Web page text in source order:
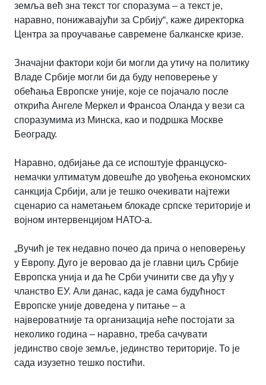
земља већ зна текст тог споразума – а текст је,
наравно, понижавајући за Србију“, каже директорка
Центра за проучавање савремене балканске кризе.
Значајни фактори који би могли да утичу на политику
Владе Србије могли би да буду неповерење у
обећања Европске уније, које се појачало после
открића Ангеле Меркел и Франсоа Оланда у вези са
споразумима из Минска, као и подршка Москве
Београду.
Наравно, одбијање да се испоштује француско-
немачки ултиматум довешће до увођења економских
санкција Србији, али је тешко очекивати најтежи
сценарио са наметањем блокаде српске територије и
војном интервенцијом НАТО-а.
„Вучић је тек недавно почео да прича о неповерењу
у Европу. Дуго је веровао да је главни циљ Србије
Европска унија и да ће Срби учинити све да уђу у
чланство ЕУ. Али данас, када је сама будућност
Европске уније доведена у питање – а
највероватније та организација неће постојати за
неколико година – наравно, треба сачувати
јединство своје земље, јединство територије. То је
сада изузетно тешко постићи.